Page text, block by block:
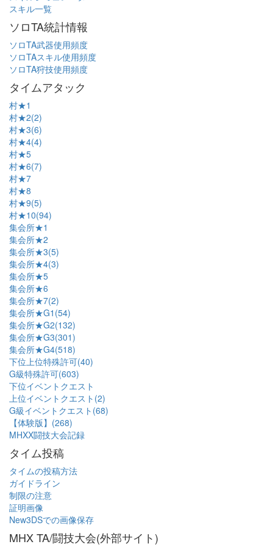
スキル一覧
ソロTA統計情報
ソロTA武器使用頻度
ソロTAスキル使用頻度
ソロTA狩技使用頻度
タイムアタック
村★1
村★2(2)
村★3(6)
村★4(4)
村★5
村★6(7)
村★7
村★8
村★9(5)
村★10(94)
集会所★1
集会所★2
集会所★3(5)
集会所★4(3)
集会所★5
集会所★6
集会所★7(2)
集会所★G1(54)
集会所★G2(132)
集会所★G3(301)
集会所★G4(518)
下位上位特殊許可(40)
G級特殊許可(603)
下位イベントクエスト
上位イベントクエスト(2)
G級イベントクエスト(68)
【体験版】(268)
MHXX闘技大会記録
タイム投稿
タイムの投稿方法
ガイドライン
制限の注意
証明画像
New3DSでの画像保存
MHX TA/闘技大会(外部サイト)